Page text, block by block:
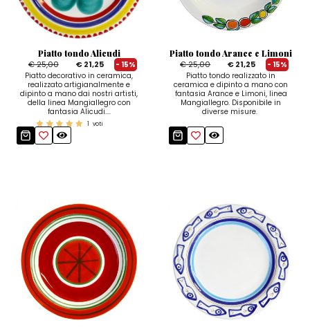
Piatto tondo Alicudi
€ 25,00
€ 21,25
- 15%
Piatto decorativo in ceramica,
realizzato artigianalmente e
dipinto a mano dai nostri artisti,
della linea Mangiallegro con
fantasia Alicudi....
1 voti
Piatto tondo Arance e Limoni
€ 25,00
€ 21,25
- 15%
Piatto tondo realizzato in
ceramica e dipinto a mano con
fantasia Arance e Limoni, linea
Mangiallegro. Disponibile in
diverse misure.
Quadri e Pannelli per Pareti
Scatole
Tegamini
Tozzetti
Vasi Mignon
Portatovaglioli
Sale e Pepe - Olio e Aceto
Secchielli Portaghiaccio
Servizi di Piatti
Set Sushi
Sottopentola & Sottobottiglia
Teiere
Tovaglie
Tovagliette Americane & Sottopiatti
Vassoi
De Simone per Giusina
Tozzetti
Vasi Mignon
Secchielli Portaghiaccio
Servizi di Piatti
Set Sushi
Sottopentola & Sottobottiglia
Tazzine da Caffè con Piattino
Tegami e Zuppiere
Tovagliette Americane & Sottopiatti
Vassoi
Zuccheriere
Secchielli Portaghiaccio
Servizi di Piatti
Set Sushi
Sottopentola & Sottobottiglia
Tazzine da Caffè con Piattino
Tegami e Zuppiere
Tovagliette Americane & Sottopiatti
Vassoi
Zuccheriere